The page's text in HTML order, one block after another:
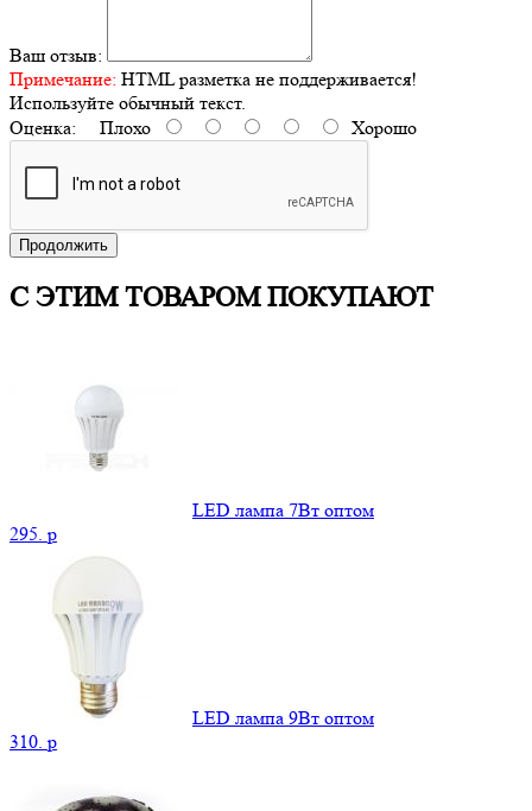
Ваш отзыв:
Примечание: HTML разметка не поддерживается!
Используйте обычный текст.
Оценка: Плохо Хорошо
Продолжить
С ЭТИМ ТОВАРОМ ПОКУПАЮТ
LED лампа 7Вт оптом
295. p
LED лампа 9Вт оптом
310. p